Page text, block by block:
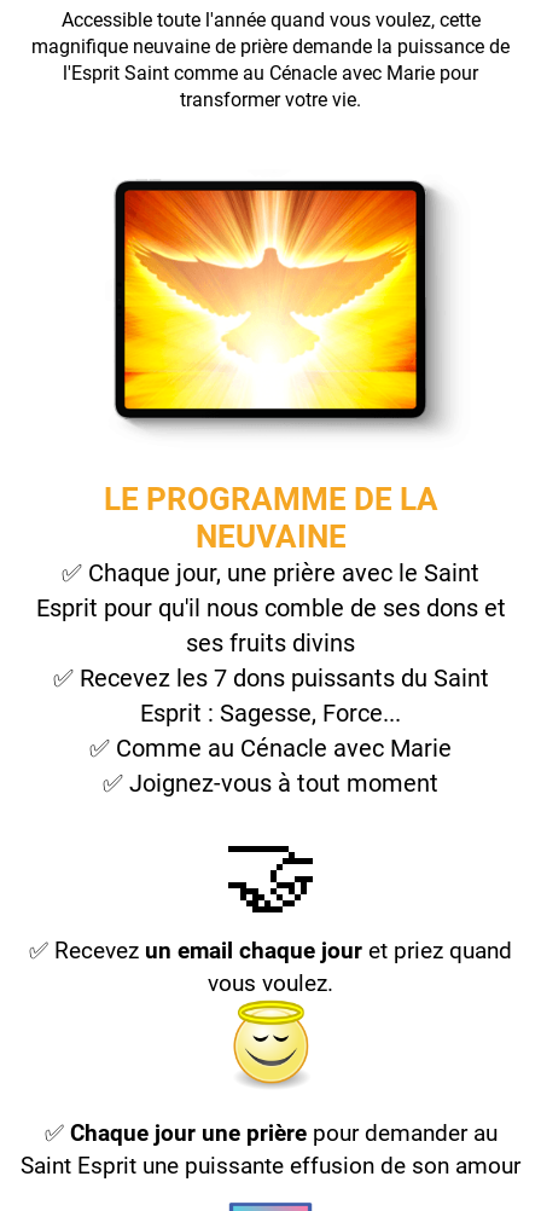
Accessible toute l'année quand vous voulez, cette
magnifique neuvaine de prière demande la puissance de
l'Esprit Saint comme au Cénacle avec Marie pour
transformer votre vie.
LE PROGRAMME DE LA
NEUVAINE
✅ Chaque jour, une prière avec le Saint
Esprit pour qu'il nous comble de ses dons et
ses fruits divins
✅ Recevez les 7 dons puissants du Saint
Esprit : Sagesse, Force...
✅ Comme au Cénacle avec Marie
✅ Joignez-vous à tout moment
🤝
✅ Recevez un email chaque jour et priez quand
vous voulez.
✅ Chaque jour une prièrepour demander au
Saint Esprit une puissante effusion de son amour